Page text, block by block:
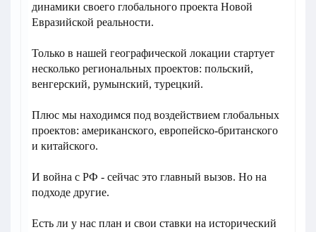
динамики своего глобального проекта Новой
Евразийской реальности.
Только в нашей географической локации стартует
несколько региональных проектов: польский,
венгерский, румынский, турецкий.
Плюс мы находимся под воздействием глобальных
проектов: американского, европейско-британского
и китайского.
И война с РФ - сейчас это главный вызов. Но на
подходе другие.
Есть ли у нас план и свои ставки на исторический